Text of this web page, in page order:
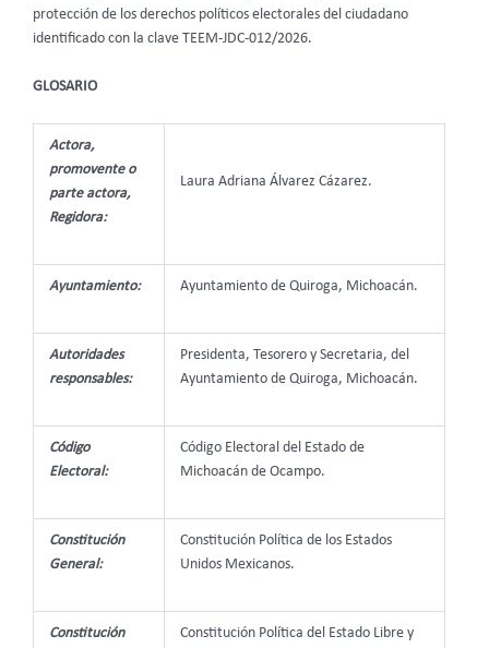
protección de los derechos políticos electorales del ciudadano
identificado con la clave TEEM-JDC-012/2026.
GLOSARIO
Actora,
promovente o
parte actora,
Regidora:
Laura Adriana Álvarez Cázarez.
Ayuntamiento: Ayuntamiento de Quiroga, Michoacán.
Autoridades
responsables:
Presidenta, Tesorero y Secretaria, del
Ayuntamiento de Quiroga, Michoacán.
Código
Electoral:
Código Electoral del Estado de
Michoacán de Ocampo.
Constitución
General:
Constitución Política de los Estados
Unidos Mexicanos.
Constitución
Constitución Política del Estado Libre y